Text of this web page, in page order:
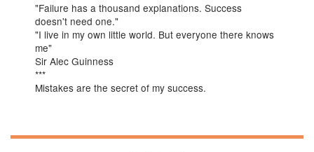
"Failure has a thousand explanations. Success
doesn't need one."
"I live in my own little world. But everyone there knows
me"
Sir Alec Guinness
***
Mistakes are the secret of my success.